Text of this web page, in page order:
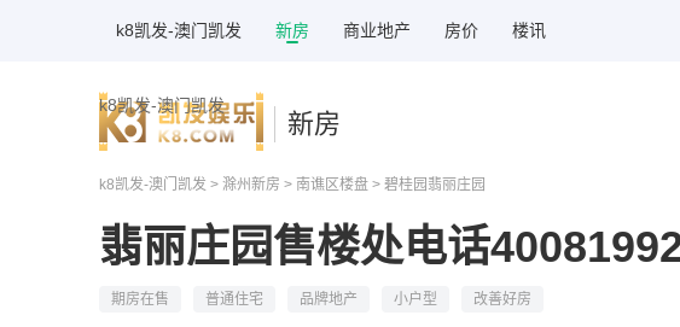
k8凯发-澳门凯发 新房 商业地产 房价 楼讯
k8凯发-澳门凯发
新房
k8凯发-澳门凯发 > 滁州新房 > 南谯区楼盘 > 碧桂园翡丽庄园
翡丽庄园售楼处电话
期房在售 普通住宅 品牌地产 小户型 改善好房